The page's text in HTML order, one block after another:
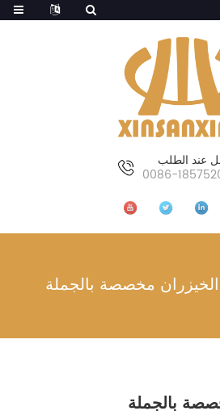
عند الطلب
0086-
مخصصة بالجملة
بالجملة